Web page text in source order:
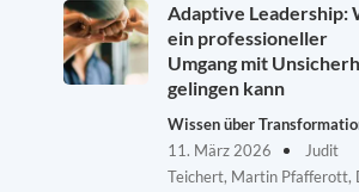
Adaptive Leadership:
ein professioneller
Umgang mit
gelingen kann
Wissen über
11. März 2026
Judit
Teichert, Martin Pfafferott,